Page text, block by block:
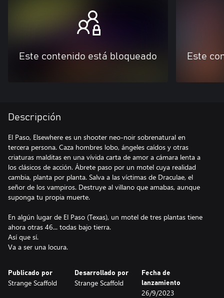
Este contenido está bloqueado Este
Descripción
El Paso, Elsewhere es un shooter neo-noir sobrenatural en
tercera persona. Caza hombres lobo, ángeles caídos y otras
criaturas malditas en una vívida carta de amor a cámara lenta a
los clásicos de acción. Ábrete paso por un motel cuya realidad
cambia, planta por planta. Salva a las víctimas de Draculae, el
señor de los vampiros. Destruye al villano que amabas, aunque
suponga tu propia muerte.
En algún lugar de El Paso (Texas), un motel de tres plantas tiene
ahora otras 46... todas bajo tierra.
Así que sí.
Va a ser una locura.
Publicado por
Strange Scaffold
Desarrollado por
Strange Scaffold
Fecha de
lanzamiento
26/9/2023